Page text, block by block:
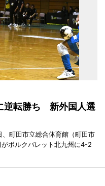
逆転勝ち 新外国人選
町田市立総合体育館（町田市
ボルクバレット北九州に4-2